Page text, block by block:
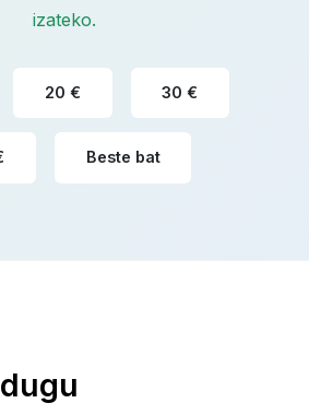
izateko.
20 € 30 €
Beste bat